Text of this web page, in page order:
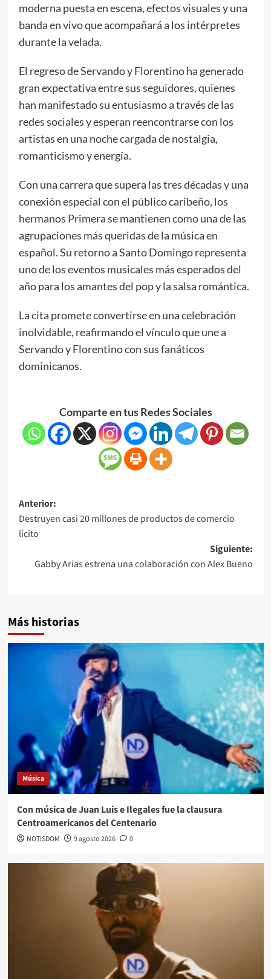
moderna puesta en escena, efectos visuales y una
banda en vivo que acompañará a los intérpretes
durante la velada.
El regreso de Servando y Florentino ha generado
gran expectativa entre sus seguidores, quienes
han manifestado su entusiasmo a través de las
redes sociales y esperan reencontrarse con los
artistas en una noche cargada de nostalgia,
romanticismo y energía.
Con una carrera que supera las tres décadas y una
conexión especial con el público caribeño, los
hermanos Primera se mantienen como una de las
agrupaciones más queridas de la música en
español. Su retorno a Santo Domingo representa
uno de los eventos musicales más esperados del
año para los amantes del pop y la salsa romántica.
La cita promete convertirse en una celebración
inolvidable, reafirmando el vínculo que une a
Servando y Florentino con sus fanáticos
dominicanos.
Comparte en tus Redes Sociales
Anterior:
Destruyen casi 20 millones de productos de comercio
lícito
Siguiente:
Gabby Arias estrena una colaboración con Alex Bueno
Más historias
Música
Con música de Juan Luis e Ilegales fue la clausura
Centroamericanos del Centenario
NOTISDOM 9 agosto 2026 0